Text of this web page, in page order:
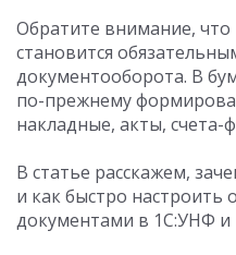
Обратите внимание,
становится
документооборота. В
по-прежнему
накладные, акты, счета-
В статье расскажем,
и как быстро
документами в 1С:УНФ и